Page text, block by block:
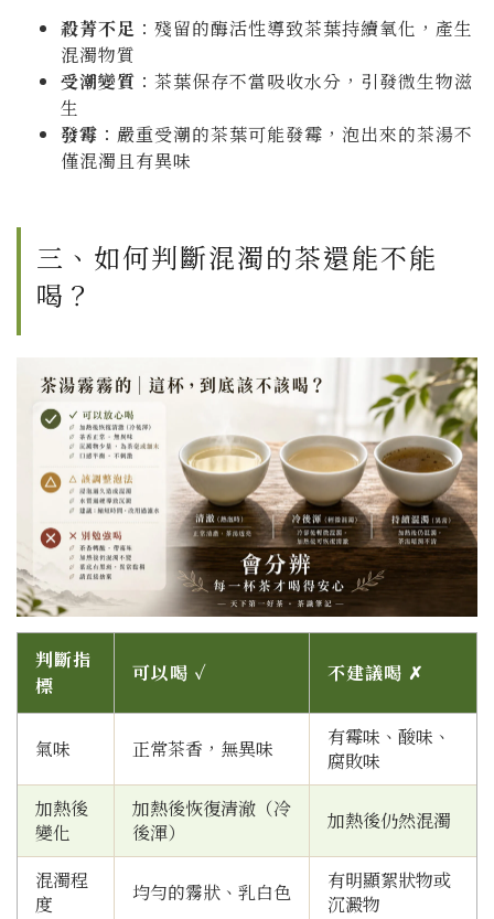
殺菁不足 ：殘留的酶活性導致茶葉持續氧化，產生
混濁物質
受潮變質 ：茶葉保存不當吸收水分，引發微生物滋
生
發霉 ：嚴重受潮的茶葉可能發霉，泡出來的茶湯不
僅混濁且有異味
三、如何判斷混濁的茶還能不能
喝？
判斷指
標
可以喝 ✓ 不建議喝 ✗
氣味 正常茶香，無異味
有霉味、酸味、
腐敗味
加熱後
變化
加熱後恢復清澈（冷
後渾）
加熱後仍然混濁
混濁程
度
均勻的霧狀、乳白色
有明顯絮狀物或
沉澱物